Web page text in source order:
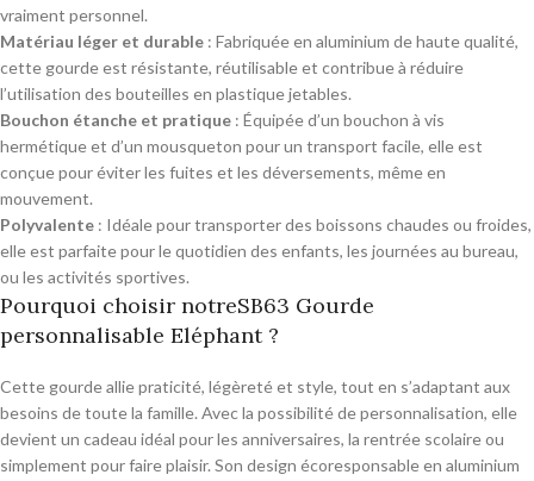
vraiment personnel.
Matériau léger et durable : Fabriquée en aluminium de haute qualité,
cette gourde est résistante, réutilisable et contribue à réduire
l’utilisation des bouteilles en plastique jetables.
Bouchon étanche et pratique : Équipée d’un bouchon à vis
hermétique et d’un mousqueton pour un transport facile, elle est
conçue pour éviter les fuites et les déversements, même en
mouvement.
Polyvalente : Idéale pour transporter des boissons chaudes ou froides,
elle est parfaite pour le quotidien des enfants, les journées au bureau,
ou les activités sportives.
Pourquoi choisir notreSB63 Gourde
personnalisable Eléphant ?
Cette gourde allie praticité, légèreté et style, tout en s’adaptant aux
besoins de toute la famille. Avec la possibilité de personnalisation, elle
devient un cadeau idéal pour les anniversaires, la rentrée scolaire ou
simplement pour faire plaisir. Son design écoresponsable en aluminium